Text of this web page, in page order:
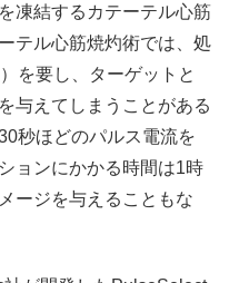
凍結するカテーテル心筋
テル心筋焼灼術では、処
を要し、ターゲットと
与えてしまうことがある
秒ほどのパルス電流を
ョンにかかる時間は1時
ージを与えることもな